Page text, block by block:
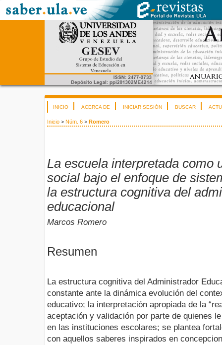
INICIO ACERCA DE INICIAR SESIÓN BUSCAR
Inicio > Núm. 6 > Romero
La escuela interpretada como
social bajo el enfoque de
la estructura cognitiva del
educacional
Marcos Romero
Resumen
La estructura cognitiva del Administrador
constante ante la dinámica evolución del
educativo; la interpretación apropiada de la
aceptación y validación por parte de quienes
en las instituciones escolares; se plantea
con aquellos saberes inspirados en